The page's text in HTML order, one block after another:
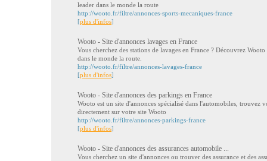
leader dans le monde la route
http://wooto.fr/filtre/annonces-sports-mecaniques-france
[plus d'infos]
Wooto - Site d'annonces lavages en France
Vous cherchez des stations de lavages en France ? Découvrez
dans le monde la route.
http://wooto.fr/filtre/annonces-lavages-france
[plus d'infos]
Wooto - Site d'annonces des parkings en France
Wooto est un site d'annonces spécialisé dans l'automobiles, trouvez
directement sur votre site Wooto
http://wooto.fr/filtre/annonces-parkings-france
[plus d'infos]
Wooto - Site d'annonces des assurances automobile ...
Vous cherchez un site d'annonces ou trouver des assurance et des